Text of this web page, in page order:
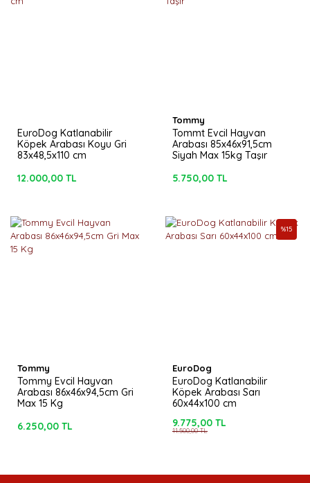
EuroDog Katlanabilir
Köpek Arabası Koyu Gri
83x48,5x110 cm
12.000,00 TL
Tommy
Tommt Evcil Hayvan
Arabası 85x46x91,5cm
Siyah Max 15kg Taşır
5.750,00 TL
Tommy
Tommy Evcil Hayvan
Arabası 86x46x94,5cm Gri
Max 15 Kg
6.250,00 TL
EuroDog
EuroDog Katlanabilir
Köpek Arabası Sarı
60x44x100 cm
%15
9.775,00 TL
11.500,00 TL